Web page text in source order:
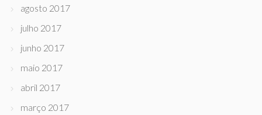
agosto 2017
julho 2017
junho 2017
maio 2017
abril 2017
março 2017